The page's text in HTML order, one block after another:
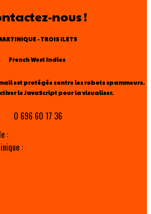
nous !
- TROIS ILETS
French West Indies
est protégée contre les robots spammeurs.
le JavaScript pour la visualiser.
0 696 60 17 36
:
: